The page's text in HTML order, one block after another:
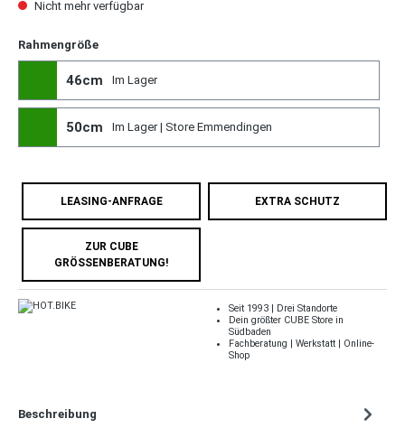
Nicht mehr verfügbar
Rahmengröße
46cm Im Lager
50cm Im Lager | Store Emmendingen
LEASING-ANFRAGE EXTRA SCHUTZ
ZUR CUBE
GRÖSSENBERATUNG!
Seit 1993 | Drei Standorte
Dein größter CUBE Store in
Südbaden
Fachberatung | Werkstatt | Online-
Shop
Beschreibung